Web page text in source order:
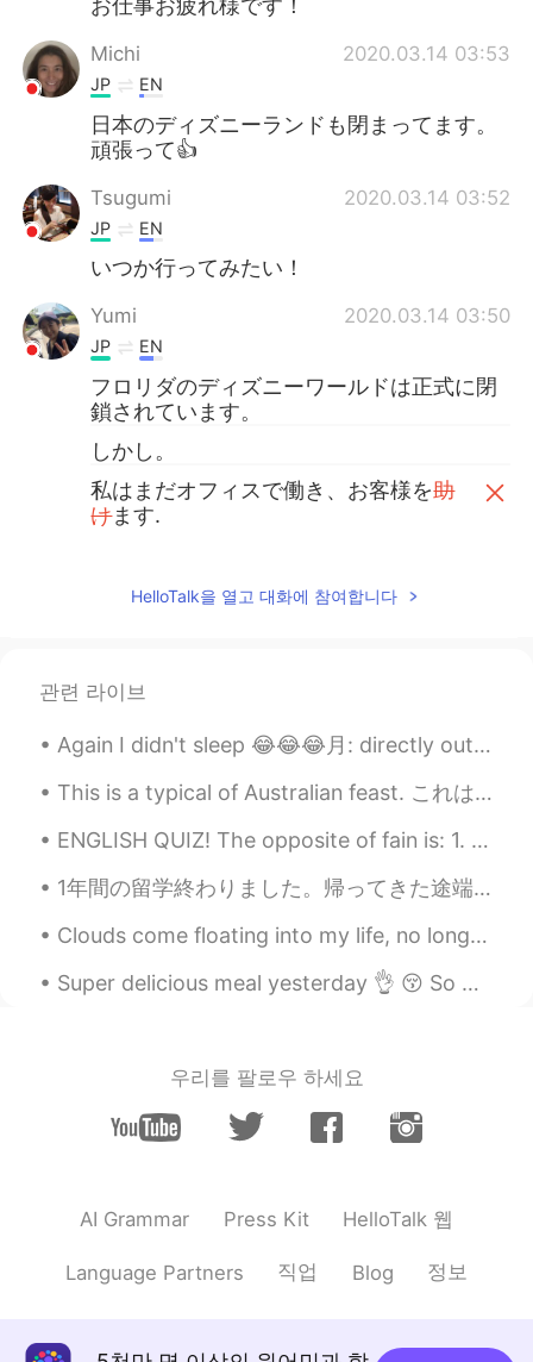
お仕事お疲れ様です！
Michi 2020.03.14 03:53
JP EN
日本のディズニーランドも閉まってます。
頑張って👍
Tsugumi 2020.03.14 03:52
JP EN
いつか行ってみたい！
Yumi 2020.03.14 03:50
JP EN
フロリダのディズニーワールドは正式に閉
鎖されています。
しかし。
私はまだオフィスで働き、お客様を助
けます.
However.
I will still work in the office and help our
HelloTalk을 열고 대화에 참여합니다
관련 라이브
Again I didn't sleep 😂😂😂月: directly outside my room ☁️✨🌕🌟☁️ Taken at 4:15am 午前４時15分 I was hoping ...
ENGLISH QUIZ! The opposite of fain is: 1. unwillingly 2. unthinkingly 3. undoubtedly 4. ungr...
1年間の留学終わりました。帰ってきた途端、まるで1年間の夢を見たような気がしました。とても奇妙な気持ちですが、本当にとても充実した時間になりました！ これから卒業を頑張って、また来年日本に戻りた...
Clouds come floating into my life, no longer to carry rain or usher storm, but to add color to my...
Super delicious meal yesterday 👌 😚 So many different flavours. It’s making me hungry again thin...
우리를 팔로우 하세요
AI Grammar Press Kit HelloTalk 웹
Language Partners 직업 Blog 정보